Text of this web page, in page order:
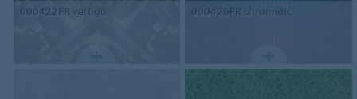
000422FR vertigo 000426FR chromatic